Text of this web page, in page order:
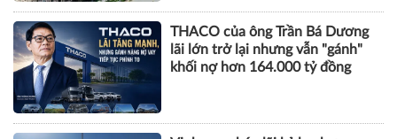
Novaland báo lãi 912 tỷ đồng,
khoản thu tài chính hơn 1.700 tỷ
đồng trở thành điểm tựa lợi